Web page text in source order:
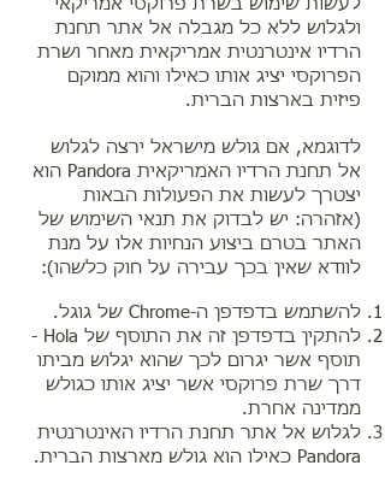
לעשות שימוש בשרת פרוקסי אמריקאי
ולגלוש ללא כל מגבלה אל אתר תחנת
הרדיו אינטרנטית אמריקאית מאחר ושרת
הפרוקסי יציג אותו כאילו והוא ממוקם
פיזית​ בארצות הברית​.
לדוגמא, אם גולש מישראל ירצה לגלוש
אל תחנת הרדיו האמריקאית Pandora הוא
יצטרך לעשות את הפעולות הבאות
(אזהרה: יש לבדוק את תנאי השימוש של
האתר בטרם ביצוע הנחיות אלו על מנת
לוודא שאין בכך עבירה על חוק כלשהו):
ל​השתמש​ בדפדפן ה-Chrome של גוגל.
להתקין בדפדפן זה את התוסף של Hola -
תוסף אשר יגרום לכך שהוא יגלוש מביתו
דרך שרת פרוקסי אשר יציג אותו כגולש
ממדינה אחרת.
לגלוש אל אתר תחנת הרדיו האינטרנטית
Pandora כאילו הוא גולש מארצות הברית.